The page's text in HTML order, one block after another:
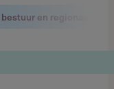
en regionaal beleid